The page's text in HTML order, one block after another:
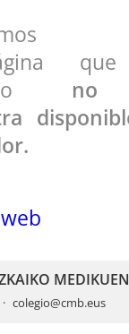
no
colegio@cmb.eus